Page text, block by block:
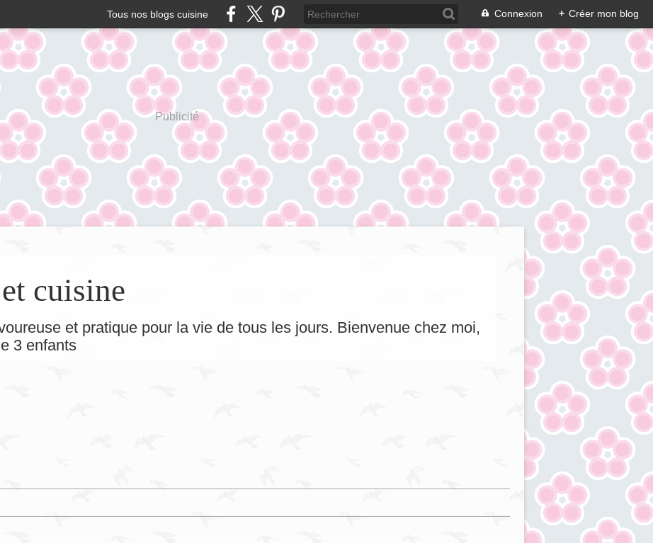
Tous nos blogs cuisine Connexion + Créer mon blog
Publicité
cuisine
et pratique pour la vie de tous les jours. Bienvenue chez moi,
3 enfants